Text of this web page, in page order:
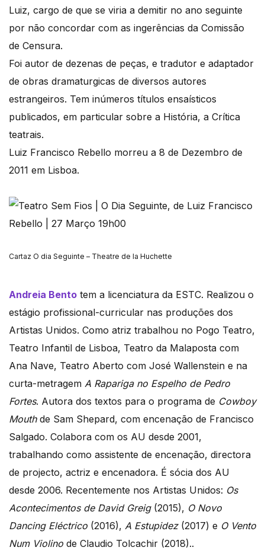
Luiz, cargo de que se viria a demitir no ano seguinte
por não concordar com as ingerências da Comissão
de Censura.
Foi autor de dezenas de peças, e tradutor e adaptador
de obras dramaturgicas de diversos autores
estrangeiros. Tem inúmeros títulos ensaísticos
publicados, em particular sobre a História, a Crítica
teatrais.
Luiz Francisco Rebello morreu a 8 de Dezembro de
2011 em Lisboa.
Cartaz O dia Seguinte – Theatre de la Huchette
Andreia Bento tem a licenciatura da ESTC. Realizou o
estágio profissional-curricular nas produções dos
Artistas Unidos. Como atriz trabalhou no Pogo Teatro,
Teatro Infantil de Lisboa, Teatro da Malaposta com
Ana Nave, Teatro Aberto com José Wallenstein e na
curta-metragem A Rapariga no Espelho de Pedro
Fortes. Autora dos textos para o programa de Cowboy
Mouth de Sam Shepard, com encenação de Francisco
Salgado. Colabora com os AU desde 2001,
trabalhando como assistente de encenação, directora
de projecto, actriz e encenadora. É sócia dos AU
desde 2006. Recentemente nos Artistas Unidos: Os
Acontecimentos de David Greig(2015), O Novo
Dancing Eléctrico (2016), A Estupidez(2017) e O Vento
Num Violino de Claudio Tolcachir (2018)..